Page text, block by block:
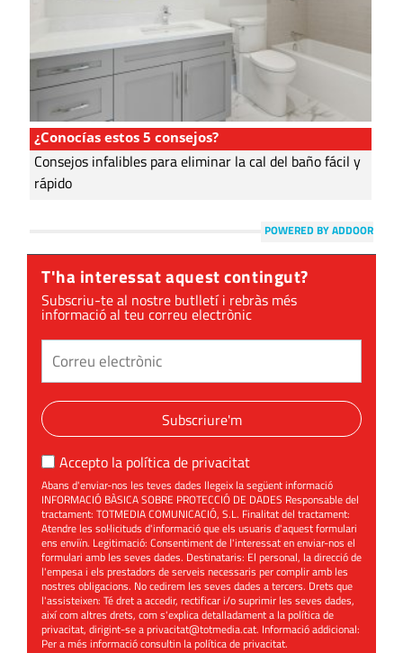
¿Conocías estos 5 consejos?
Consejos infalibles para eliminar la cal del baño fácil y
rápido
POWERED BY ADDOOR
T'ha interessat aquest contingut?
Subscriu-te al nostre butlletí i rebràs més
informació al teu correu electrònic
Subscriure'm
Accepto la política de privacitat
Abans d'enviar-nos les teves dades llegeix la següent informació
INFORMACIÓ BÀSICA SOBRE PROTECCIÓ DE DADES Responsable del
tractament: TOTMEDIA COMUNICACIÓ, S.L. Finalitat del tractament:
Atendre les sol·licituds d'informació que els usuaris d'aquest formulari
ens enviïn. Legitimació: Consentiment de l'interessat en enviar-nos el
formulari amb les seves dades. Destinataris: El personal, la direcció de
l'empesa i els prestadors de serveis necessaris per complir amb les
nostres obligacions. No cedirem les seves dades a tercers. Drets que
l'assisteixen: Té dret a accedir, rectificar i/o suprimir les seves dades,
així com altres drets, com s'explica detalladament a la política de
privacitat, dirigint-se aprivacitat@totmedia.cat. Informació addicional:
Per a més informació consultin lapolítica de privacitat.